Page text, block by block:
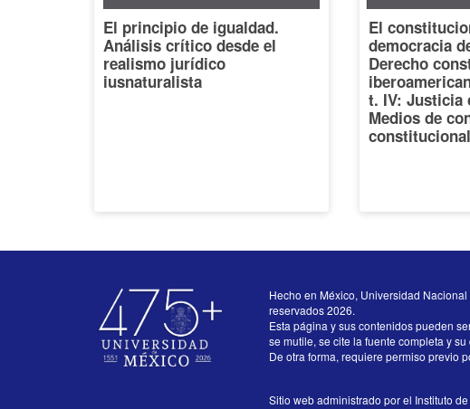
El principio de igualdad.
Análisis crítico desde el
realismo jurídico
iusnaturalista
El
democracia
Derecho
t. IV: Justicia
Medios de
constitucional
Hecho en México, Universidad
reservados 2026.
Esta página y sus contenidos pueden
se mutile, se cite la fuente completa y
De otra forma, requiere permiso previo
Sitio web administrado por el Instituto